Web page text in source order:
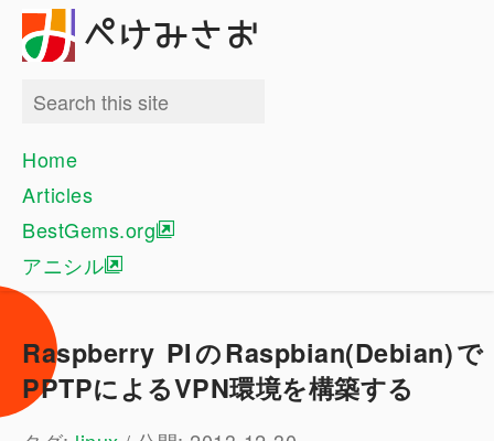
ぺけみさお
Home
Articles
BestGems.org
アニシル
Raspberry PIのRaspbian(Debian)で
PPTPによるVPN環境を構築する